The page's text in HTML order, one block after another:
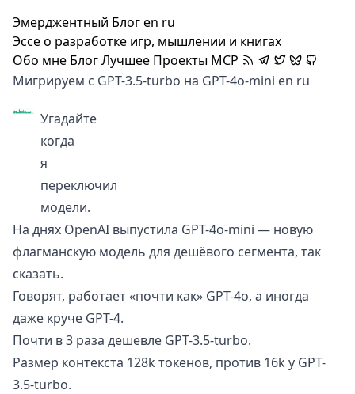
Эмерджентный Блогen ru
Эссе о разработке игр, мышлении и книгах
Обо мне БлогЛучшее Проекты MCP
Мигрируем с GPT-3.5-turbo на GPT-4o-mini en ru
Угадайте
когда
я
переключил
модели.
На днях OpenAI выпустила GPT-4o-mini — новую
флагманскую модель для дешёвого сегмента, так
сказать.
Говорят, работает «почти как» GPT-4o, а иногда
даже круче GPT-4.
Почти в 3 раза дешевле GPT-3.5-turbo.
Размер контекста 128k токенов, против 16k у GPT-
3.5-turbo.